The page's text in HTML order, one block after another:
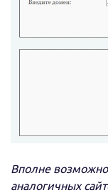
Вполне возможно
аналогичных